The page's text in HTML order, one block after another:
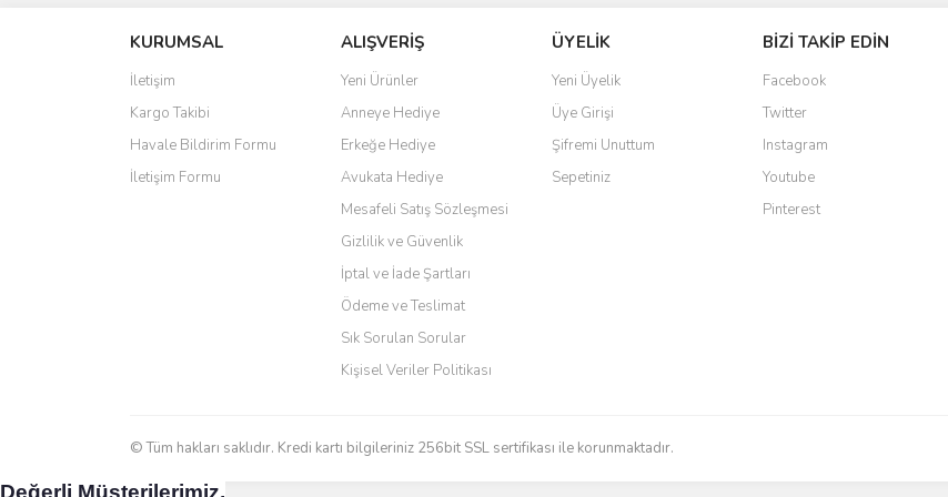
Ürün resmi kalitesiz, bozuk veya görüntülenemiyor.
Ürün açıklamasında eksik bilgiler bulunuyor.
Ürün bilgilerinde hatalar bulunuyor.
Ürün fiyatı diğer sitelerden daha pahalı.
Bu ürüne benzer farklı alternatifler olmalı.
hiç zorlanmadım. Uzun zamandır internet alışverişinde yaşadığım en iyi deneyimdi. Herkese
Ö... Ç... | 13/04/2026
Yani site de kaybolmuyorsunuz. Özenle hazırlanmış çok düzenli bir site. Teşekkürler.
Aytaç Hacıalioğlu | 01/01/2026
E... S... | 12/12/2025
KURUMSAL
İletişim
Kargo Takibi
Havale Bildirim Formu
İletişim Formu
ALIŞVERİŞ
Yeni Ürünler
Anneye Hediye
Erkeğe Hediye
Avukata Hediye
Mesafeli Satış Sözleşmesi
Gizlilik ve Güvenlik
İptal ve İade Şartları
Ödeme ve Teslimat
Sık Sorulan Sorular
Kişisel Veriler Politikası
ÜYELİK
Yeni Üyelik
Üye Girişi
Şifremi Unuttum
Sepetiniz
BİZİ TAKİP EDİN
Facebook
Twitter
Instagram
Youtube
Pinterest
© Tüm hakları saklıdır. Kredi kartı bilgileriniz 256bit SSL sertifikası ile korunmaktadır.
Değerli Müşterilerimiz,